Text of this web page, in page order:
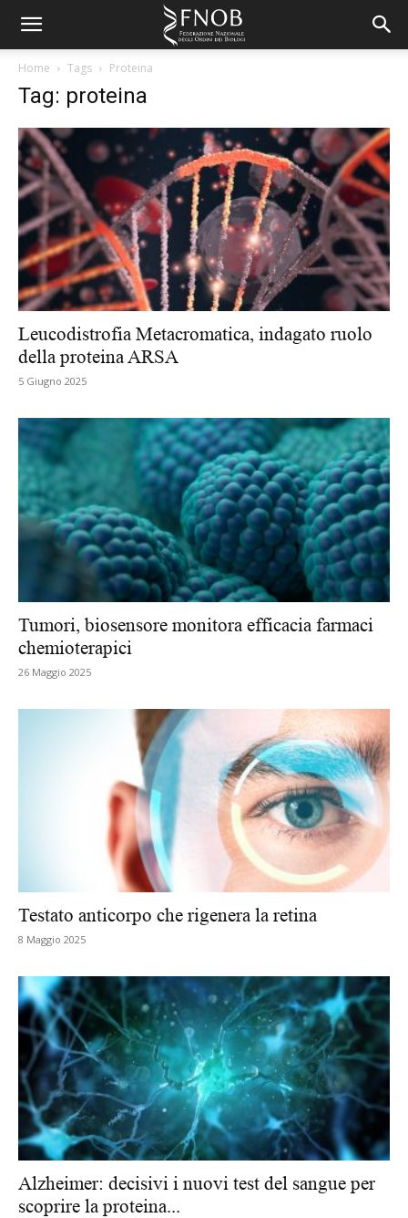
Home Tags Proteina
Tag: proteina
Leucodistrofia Metacromatica, indagato ruolo
della proteina ARSA
5 Giugno 2025
Tumori, biosensore monitora efficacia farmaci
chemioterapici
26 Maggio 2025
Testato anticorpo che rigenera la retina
8 Maggio 2025
Alzheimer: decisivi i nuovi test del sangue per
scoprire la proteina...